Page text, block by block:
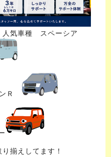
気車種 スペーシア
ンＲ
揃えしてます！